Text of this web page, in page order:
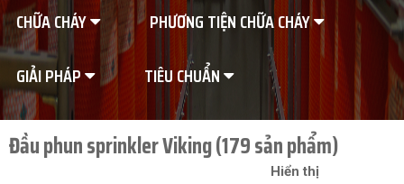
CHỮA CHÁY
PHƯƠNG TIỆN CHỮA CHÁY
GIẢI PHÁP
TIÊU CHUẨN
Đầu phun sprinkler Viking (179 sản phẩm)
Hiển thị